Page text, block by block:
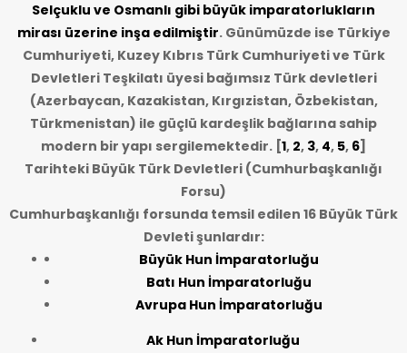
Selçuklu ve Osmanlı gibi büyük imparatorlukların
mirası üzerine inşa edilmiştir. Günümüzde ise Türkiye
Cumhuriyeti, Kuzey Kıbrıs Türk Cumhuriyeti ve Türk
Devletleri Teşkilatı üyesi bağımsız Türk devletleri
(Azerbaycan, Kazakistan, Kırgızistan, Özbekistan,
Türkmenistan) ile güçlü kardeşlik bağlarına sahip
modern bir yapı sergilemektedir. [1, 2, 3, 4, 5, 6]
Tarihteki Büyük Türk Devletleri (Cumhurbaşkanlığı
Forsu)
Cumhurbaşkanlığı forsunda temsil edilen 16 Büyük Türk
Devleti şunlardır:
Büyük Hun İmparatorluğu
Batı Hun İmparatorluğu
Avrupa Hun İmparatorluğu
Ak Hun İmparatorluğu